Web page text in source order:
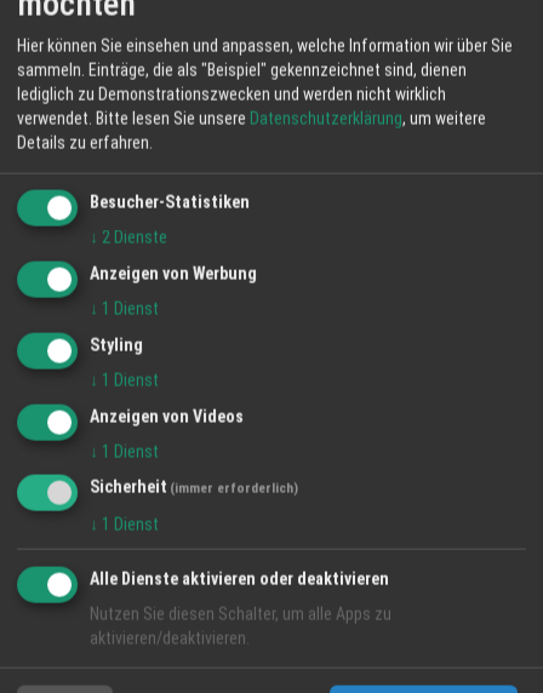
Hier können Sie einsehen und anpassen, welche Information wir über Sie
sammeln. Einträge, die als "Beispiel" gekennzeichnet sind, dienen
lediglich zu Demonstrationszwecken und werden nicht wirklich
verwendet. Bitte lesen Sie unsere Datenschutzerklärung, um weitere
Details zu erfahren.
Besucher-Statistiken
↓ 2 Dienste
Anzeigen von Werbung
↓ 1 Dienst
Styling
↓ 1 Dienst
Anzeigen von Videos
↓ 1 Dienst
Sicherheit (immer erforderlich)
↓ 1 Dienst
Alle Dienste aktivieren oder deaktivieren
Nutzen Sie diesen Schalter, um alle Apps zu
aktivieren/deaktivieren.